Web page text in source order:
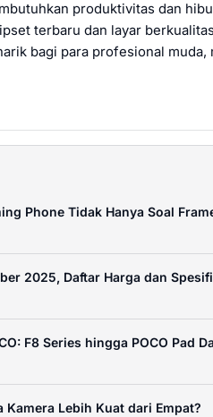
produktivitas dan
terbaru dan layar
bagi para profesional muda,
Phone Tidak Hanya Soal
2025, Daftar Harga dan
F8 Series hingga POCO Pad
Kamera Lebih Kuat dari Empat?